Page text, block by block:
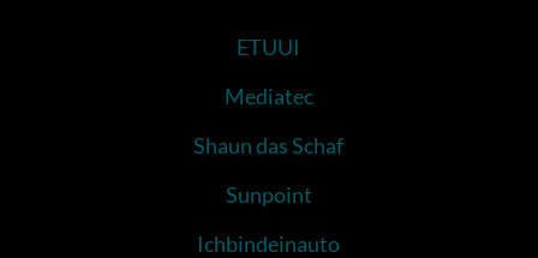
ETUUI
Mediatec
Shaun das Schaf
Sunpoint
Ichbindeinauto